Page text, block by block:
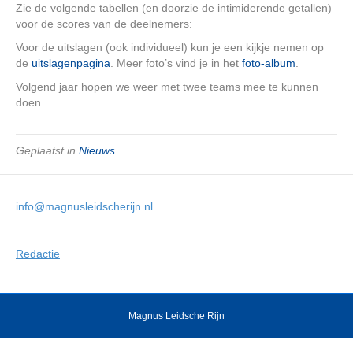
Zie de volgende tabellen (en doorzie de intimiderende getallen)
voor de scores van de deelnemers:
Voor de uitslagen (ook individueel) kun je een kijkje nemen op
de uitslagenpagina . Meer foto’s vind je in het foto-album
Volgend jaar hopen we weer met twee teams mee te kunnen
doen.
Geplaatst in Nieuws
info@magnusleidscherijn.nl
Redactie
Magnus Leidsche Rijn